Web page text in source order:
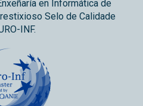
en Informática de
Selo de Calidade
INF.